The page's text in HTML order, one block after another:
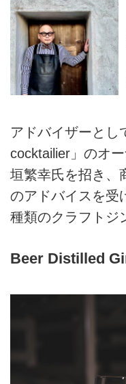
アドバイザーとし
cocktailier」のオ
垣繁幸氏を招き、
のアドバイスを受
種類のクラフトジ
Beer Distilled